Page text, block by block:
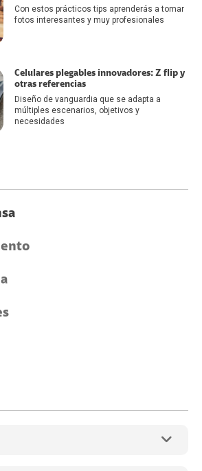
Con estos prácticos tips aprenderás a tomar
fotos interesantes y muy profesionales
Celulares plegables innovadores: Z flip y
otras referencias
Diseño de vanguardia que se adapta a
múltiples escenarios, objetivos y
necesidades